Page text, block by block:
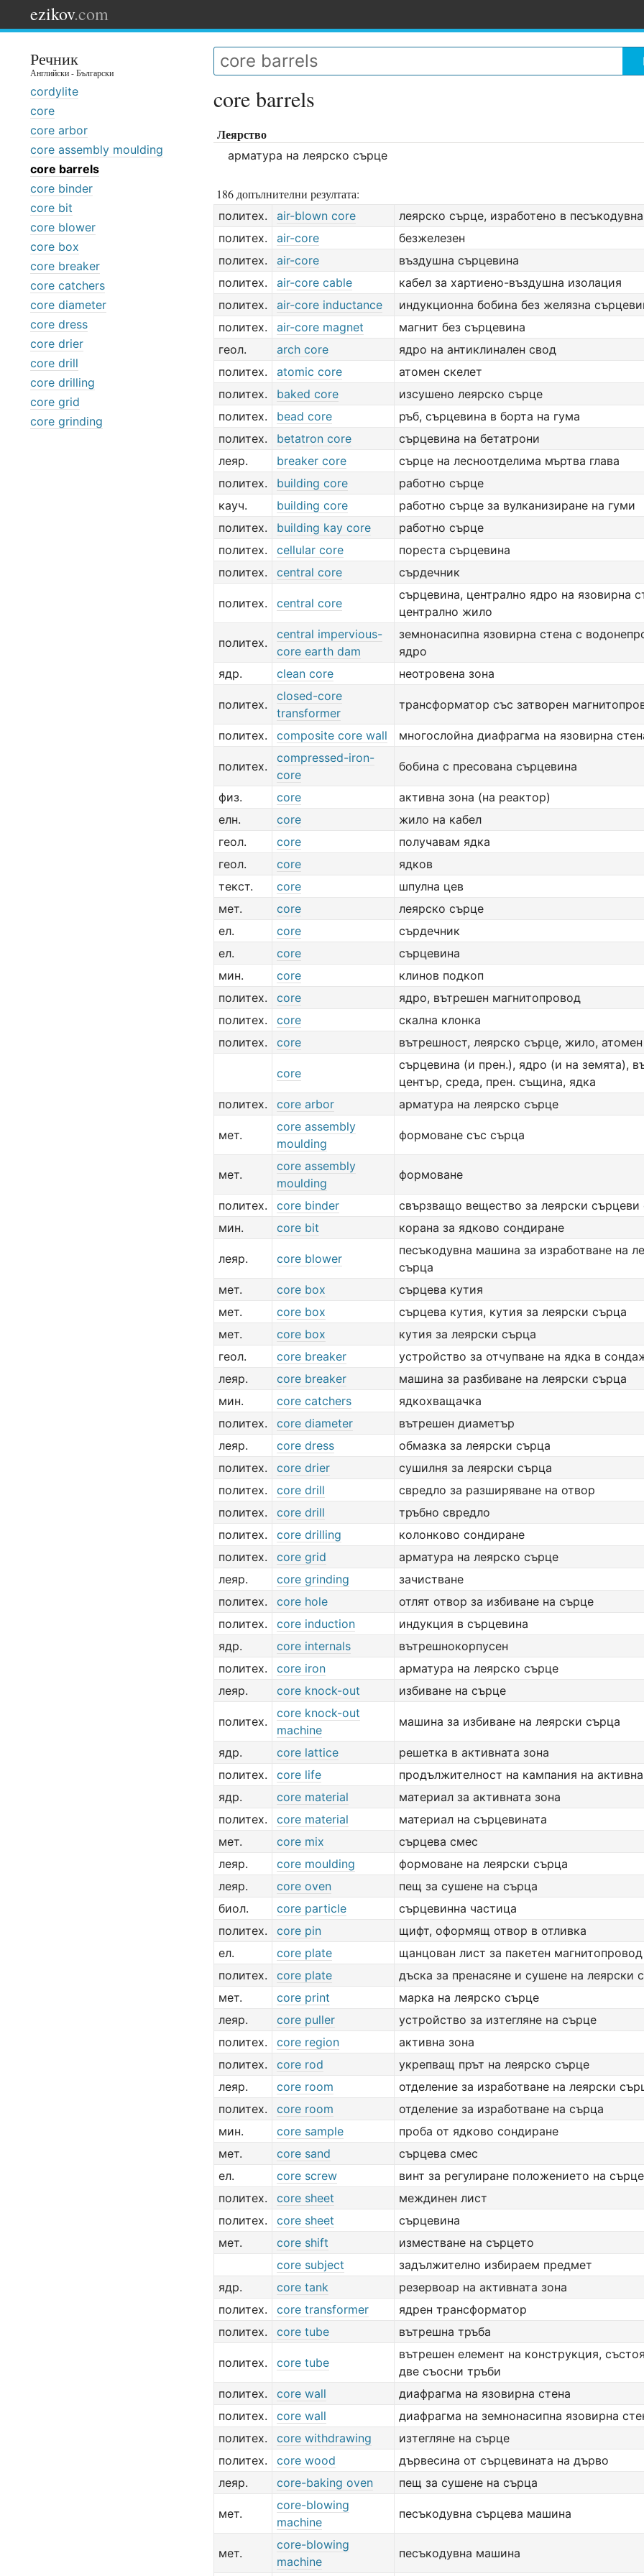
ezikov.com
Речник
Английски - Български
cordylite
core
core arbor
core assembly moulding
core barrels
core binder
core bit
core blower
core box
core breaker
core catchers
core diameter
core dress
core drier
core drill
core drilling
core grid
core grinding
core barrels
Леярство
арматура на леярско сърце
186 допълнителни резултата:
политех. air-blown core
леярско сърце, изработено в
политех.
air-core
безжелезен
политех.
air-core
въздушна сърцевина
политех.
air-core cable
кабел за хартиено-въздушна изолация
политех.
air-core inductance
индукционна бобина без желязна
политех.
air-core magnet
магнит без сърцевина
геол.
arch core
ядро на антиклинален свод
политех.
atomic core
атомен скелет
политех.
baked core
изсушено леярско сърце
политех.
bead core
ръб, сърцевина в борта на гума
политех.
betatron core
сърцевина на бетатрони
леяр.
breaker core
сърце на лесноотделима мъртва глава
политех.
building core
работно сърце
кауч.
building core
работно сърце за вулканизиране на гуми
политех.
building kay core
работно сърце
политех.
cellular core
пореста сърцевина
политех.
central core сърдечник
политех. central core
сърцевина, централно ядро на язовирна
централно жило
политех.
central impervious-
core earth dam
земнонасипна язовирна стена с
ядро
ядр.
clean core неотровена зона
политех.
closed-core
transformer
трансформатор със затворен
политех. composite core wall многослойна диафрагма на язовирна
политех.
compressed-iron-
core
бобина с пресована сърцевина
физ. core
активна зона (на реактор)
елн.
core
жило на кабел
геол.
core
получавам ядка
геол.
core
ядков
текст.
core
шпулна цев
мет.
core
леярско сърце
ел.
core
сърдечник
ел.
core
сърцевина
мин.
core
клинов подкоп
политех.
core
ядро, вътрешен магнитопровод
политех.
core
скална клонка
политех.
core вътрешност, леярско сърце, жило,
core
сърцевина (и прен.), ядро (и на земята),
център, среда, прен. същина, ядка
политех.
core arbor арматура на леярско сърце
мет.
core assembly
moulding
формоване със сърца
мет.
core assembly
moulding
формоване
политех. core binder
свързващо вещество за леярски сърцеви
мин.
core bit корана за ядково сондиране
леяр. core blower
песъкодувна машина за изработване на
сърца
мет.
core box
сърцева кутия
мет.
core box
сърцева кутия, кутия за леярски сърца
мет.
core box
кутия за леярски сърца
геол.
core breaker
устройство за отчупване на ядка в
леяр.
core breaker
машина за разбиване на леярски сърца
мин.
core catchers
ядкохващачка
политех.
core diameter
вътрешен диаметър
леяр.
core dress
обмазка за леярски сърца
политех.
core drier
сушилня за леярски сърца
политех.
core drill
свредло за разширяване на отвор
политех.
core drill
тръбно свредло
политех.
core drilling
колонково сондиране
политех.
core grid
арматура на леярско сърце
леяр.
core grinding
зачистване
политех.
core hole
отлят отвор за избиване на сърце
политех.
core induction
индукция в сърцевина
ядр.
core internals
вътрешнокорпусен
политех.
core iron
арматура на леярско сърце
леяр.
core knock-out избиване на сърце
политех.
core knock-out
machine
машина за избиване на леярски сърца
ядр. core lattice
решетка в активната зона
политех.
core life
продължителност на кампания на
ядр.
core material
материал за активната зона
политех.
core material
материал на сърцевината
мет.
core mix
сърцева смес
леяр.
core moulding
формоване на леярски сърца
леяр.
core oven
пещ за сушене на сърца
биол.
core particle
сърцевинна частица
политех.
core pin
щифт, оформящ отвор в отливка
ел.
core plate
щанцован лист за пакетен магнитопровод
политех.
core plate
дъска за пренасяне и сушене на леярски
мет.
core print
марка на леярско сърце
леяр.
core puller
устройство за изтегляне на сърце
политех.
core region
активна зона
политех.
core rod
укрепващ прът на леярско сърце
леяр.
core room
отделение за изработване на леярски
политех.
core room
отделение за изработване на сърца
мин.
core sample
проба от ядково сондиране
мет.
core sand
сърцева смес
ел.
core screw
винт за регулиране положението на
политех.
core sheet
междинен лист
политех.
core sheet
сърцевина
мет.
core shift
изместване на сърцето
core subject
задължително избираем предмет
ядр.
core tank
резервоар на активната зона
политех.
core transformer
ядрен трансформатор
политех.
core tube вътрешна тръба
политех. core tube
вътрешен елемент на конструкция,
две съосни тръби
политех.
core wall
диафрагма на язовирна стена
политех.
core wall
диафрагма на земнонасипна язовирна
политех.
core withdrawing
изтегляне на сърце
политех.
core wood
дървесина от сърцевината на дърво
леяр.
core-baking oven пещ за сушене на сърца
мет.
core-blowing
machine
песъкодувна сърцева машина
мет.
core-blowing
machine
песъкодувна машина